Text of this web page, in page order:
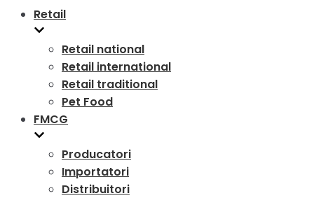
Retail
Retail national
Retail international
Retail traditional
Pet Food
FMCG
Producatori
Importatori
Distribuitori